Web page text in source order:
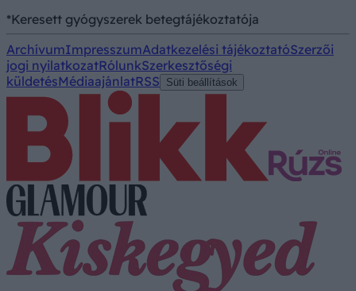
*Keresett gyógyszerek betegtájékoztatója
ArchívumImpresszumAdatkezelési tájékoztatóSzerzői
jogi nyilatkozatRólunkSzerkesztőségi
küldetésMédiaajánlatRSS Süti beállítások